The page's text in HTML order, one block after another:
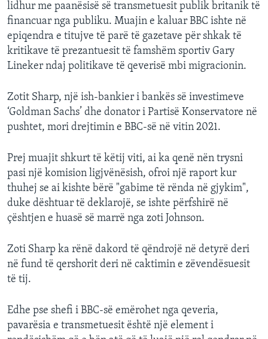
lidhur me paanësisë së transmetuesit publik britanik të
financuar nga publiku. Muajin e kaluar BBC ishte në
epiqendra e titujve të parë të gazetave për shkak të
kritikave të prezantuesit të famshëm sportiv Gary
Lineker ndaj politikave të qeverisë mbi migracionin.
Zotit Sharp, një ish-bankier i bankës së investimeve
‘Goldman Sachs’ dhe donator i Partisë Konservatore në
pushtet, mori drejtimin e BBC-së në vitin 2021.
Prej muajit shkurt të këtij viti, ai ka qenë nën trysni
pasi një komision ligjvënësish, ofroi një raport kur
thuhej se ai kishte bërë "gabime të rënda në gjykim",
duke dështuar të deklarojë, se ishte përfshirë në
çështjen e huasë së marrë nga zoti Johnson.
Zoti Sharp ka rënë dakord të qëndrojë në detyrë deri
në fund të qershorit deri në caktimin e zëvendësuesit
të tij.
Edhe pse shefi i BBC-së emërohet nga qeveria,
pavarësia e transmetuesit është një element i